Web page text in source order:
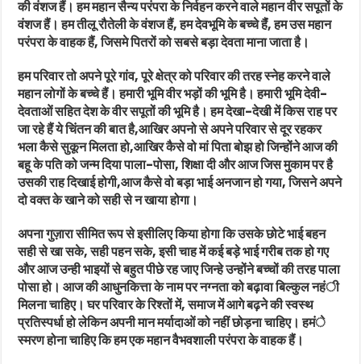
की वंशज हैं। हम महान सैन्य परंपरा के निर्वहन करने वाले महान वीर सपूतों के
वंशज हैं। हम तीलू रौतेली के वंशज हैं, हम देवभूमि के बच्चे हैंं, हम उस महान
परंपरा के वाहक हैं, जिसमे पितरों को सबसे बड़ा देवता माना जाता है।
हम परिवार तो अपने पूरे गांव, पूरे क्षेत्र को परिवार की तरह स्नेह करने वाले
महान लोगों के बच्चे हैं। हमारी भूमि वीर भड़ों की भूमि है। हमारी भूमि देवी-
देवताओं सहित देश के वीर सपूतों की भूमि है। हम देखा-देखी में किस राह पर
जा रहे हैं ये चिंतन की बात है,आखिर अपनो से अपने परिवार से दूर रहकर
भला कैसे सुकून मिलता हो,आखिर कैसे वो मां पिता बोझ हो जिन्होंने आज की
बहू के पति को जन्म दिया पाला-पोसा, शिक्षा दी और आज जिस मुकाम पर है
उसकी राह दिखाई होगी,आज कैसे वो बड़ा भाई अनजान हो गया, जिसने अपने
दो वक्त के खाने को सही से न खाया होगा।
अपना गुज़ारा सीमित रूप से इसीलिए किया होगा कि उसके छोटे भाई बहन
सही से खा सके, सही पहन सके, इसी चाह में कई बड़े भाई गरीब तक हो गए
और आज उन्ही भाइयों से बहुत पीछे रह जाए जिन्हे उन्होंने बच्चों की तरह पाला
पोसा हो। आज की आधुनकित्ता के नाम पर नग्नता को बढ़ावा बिल्कुल नहंी
मिलना चाहिए। घर परिवार के रिश्तों में, समाज में आगे बढ़ने की स्वस्थ
प्रतिस्पर्धा हो लेकिन अपनी मान मर्यादाओं को नहीं छोड़ना चाहिए। हमंे
स्मरण होना चाहिए कि हम एक महान वैभवशाली परंपरा के वाहक हैं।